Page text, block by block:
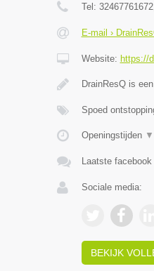
Tel: 32467761672
E-mail ›
Website: https://
DrainResQ is
Spoed
Openingstijden ▼
Laatste
Sociale media:
BEKIJK